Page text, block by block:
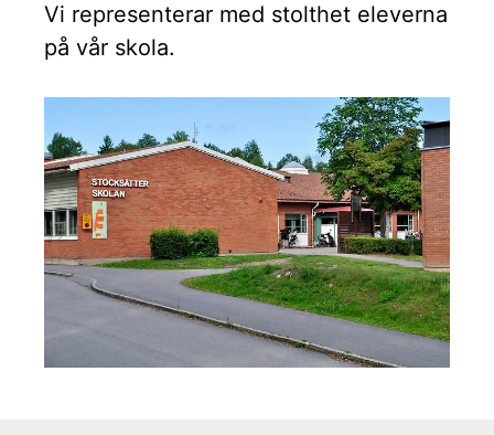
Vi representerar med stolthet eleverna
på vår skola.